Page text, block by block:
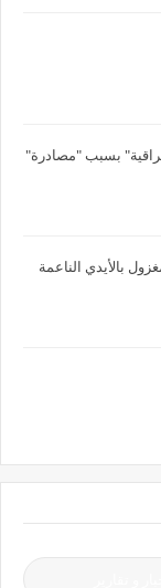
بسبب "مصادرة"
بالأيدي الناعمة